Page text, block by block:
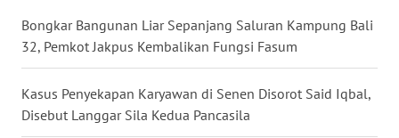
Bongkar Bangunan Liar Sepanjang Saluran Kampung Bali
32, Pemkot Jakpus Kembalikan Fungsi Fasum
Kasus Penyekapan Karyawan di Senen Disorot Said Iqbal,
Disebut Langgar Sila Kedua Pancasila
WN
WN